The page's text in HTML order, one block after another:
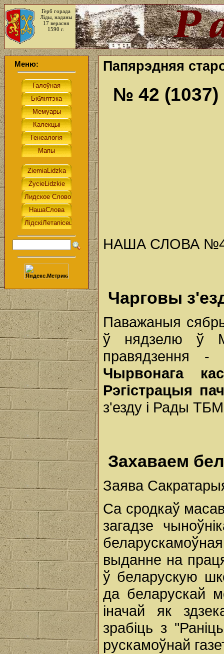
Герб горада
Ліды, наданы
17 верасня
1590 г.
Меню: Папярэдняя
№ 42 (1037)
НАША СЛОВА №42
Чарговы
Паважаныя
ў нядзелю ў
правядзення
Чырвонага
Рэгістрацыя
з'езду і Рады
Захаваем
Заява
Са сродкаў
загадзе
выданне на
ў беларускую
да беларускай
іначай як
зрабіць з
рускамоўнай